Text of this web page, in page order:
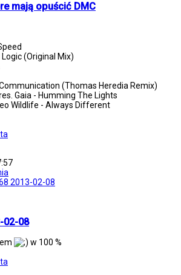
mają opuścić DMC
(Original Mix)
(Thomas Heredia Remix)
Gaia - Humming The Lights
Wildlife - Always Different
2013-02-08
02-08
w 100 %